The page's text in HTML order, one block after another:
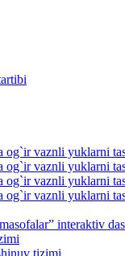
og`ir vaznli yuklarni
og`ir vaznli yuklarni
og`ir vaznli yuklarni
og`ir vaznli yuklarni
interaktiv
tizimi